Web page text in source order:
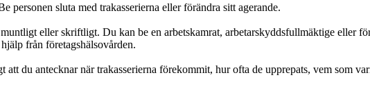
sluta med trakasserierna eller förändra sitt agerande.
eller skriftligt. Du kan be en arbetskamrat, arbetarskyddsfullmäktige eller
från företagshälsovården.
du antecknar när trakasserierna förekommit, hur ofta de upprepats, vem som